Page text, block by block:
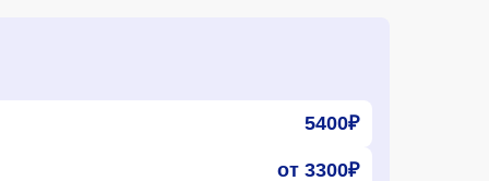
5400₽
от 3300₽